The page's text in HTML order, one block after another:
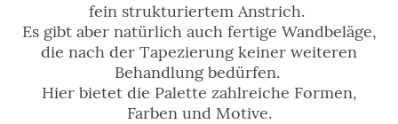
fein strukturiertem Anstrich.
Es gibt aber natürlich auch fertige Wandbeläge,
die nach der Tapezierung keiner weiteren
Behandlung bedürfen.
Hier bietet die Palette zahlreiche Formen,
Farben und Motive.